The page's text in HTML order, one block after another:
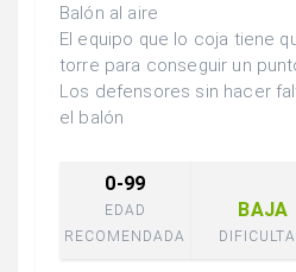
Balón al aire
El equipo que lo coja tiene
torre para conseguir un
Los defensores sin hacer
el balón
0-99
EDAD
RECOMENDADA
BAJA